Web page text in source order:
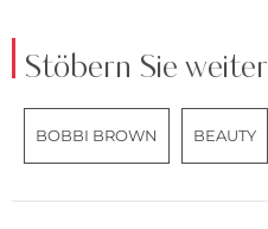
Stöbern Sie weiter
BOBBI BROWN BEAUTY